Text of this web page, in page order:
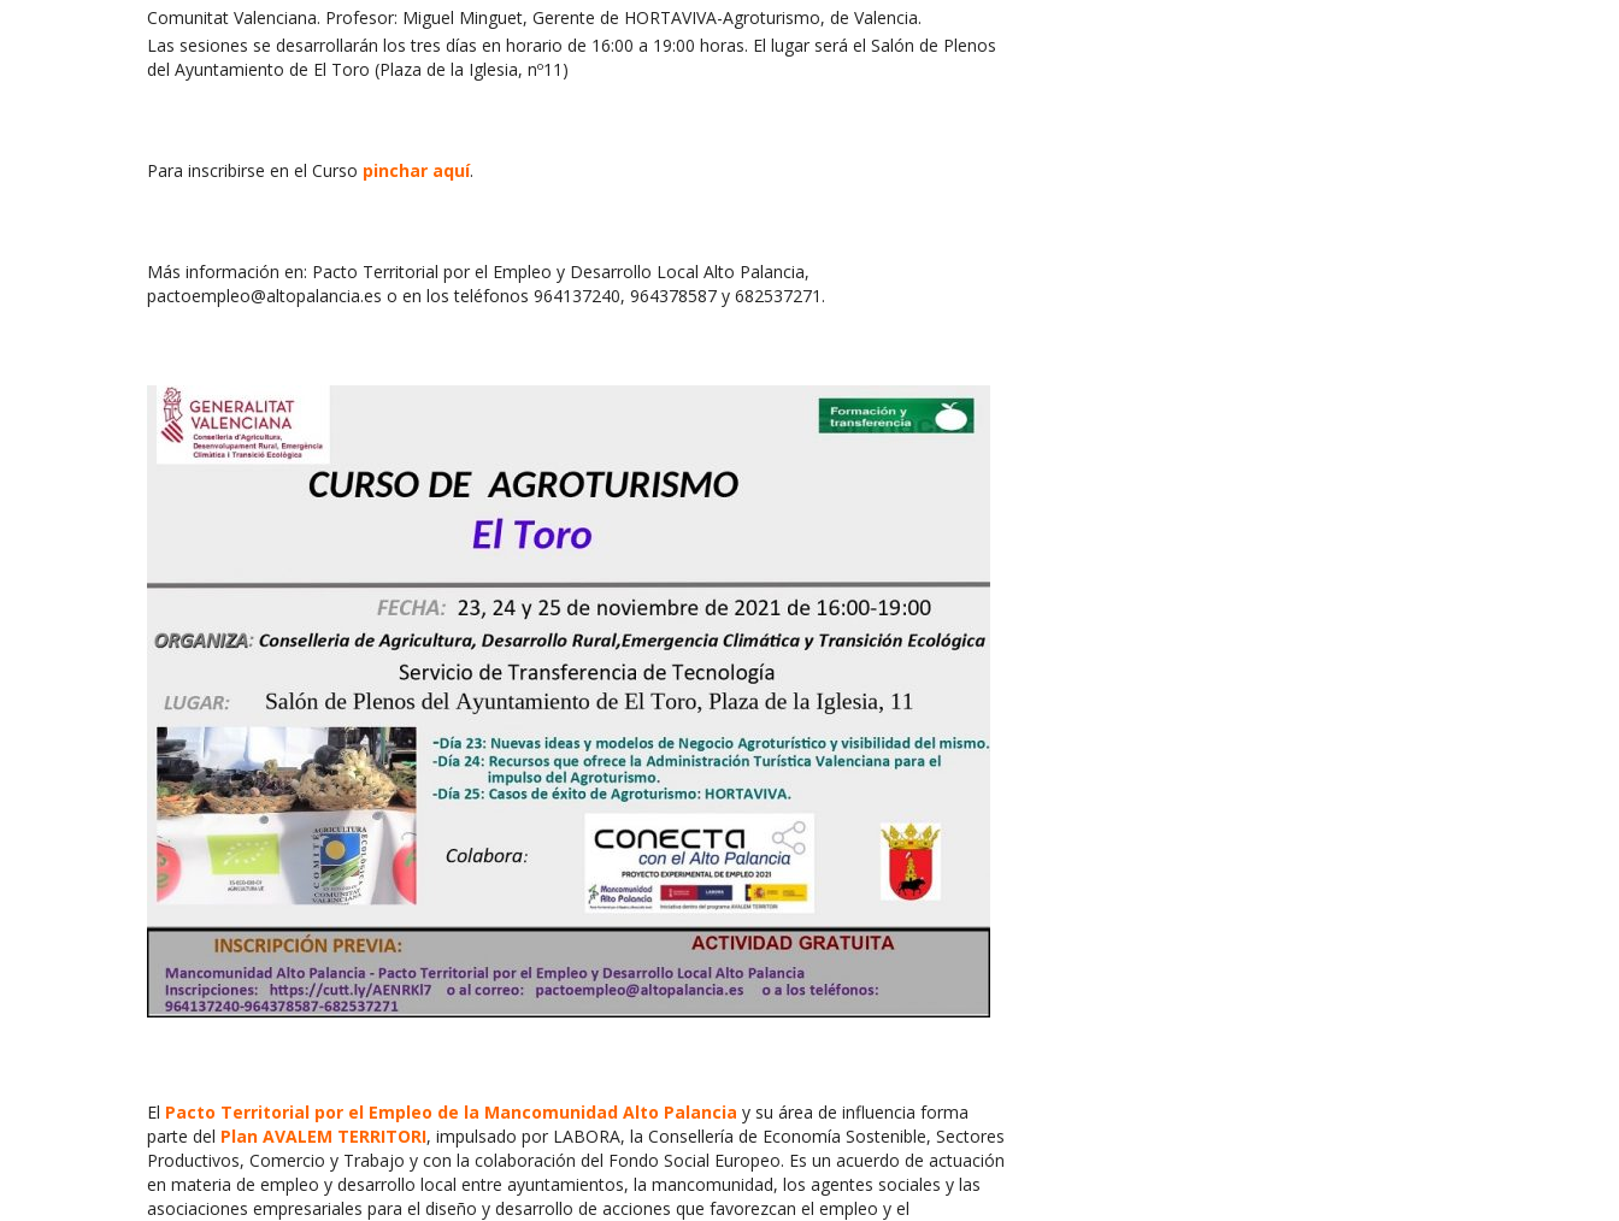
Comunitat Valenciana. Profesor: Miguel Minguet, Gerente de HORTAVIVA-Agroturismo, de Valencia.
Las sesiones se desarrollarán los tres días en horario de 16:00 a 19:00 horas. El lugar será el Salón de Plenos
del Ayuntamiento de El Toro (Plaza de la Iglesia, nº11)
Para inscribirse en el Curso pinchar aquí.
Más información en: Pacto Territorial por el Empleo y Desarrollo Local Alto Palancia,
pactoempleo@altopalancia.es o en los teléfonos 964137240, 964378587 y 682537271.
El Pacto Territorial por el Empleo de la Mancomunidad Alto Palancia y su área de influencia forma
parte del Plan AVALEM TERRITORI, impulsado por LABORA, la Consellería de Economía Sostenible, Sectores
Productivos, Comercio y Trabajo y con la colaboración del Fondo Social Europeo. Es un acuerdo de actuación
en materia de empleo y desarrollo local entre ayuntamientos, la mancomunidad, los agentes sociales y las
asociaciones empresariales para el diseño y desarrollo de acciones que favorezcan el empleo y el